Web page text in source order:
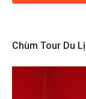
Chùm Tour Du